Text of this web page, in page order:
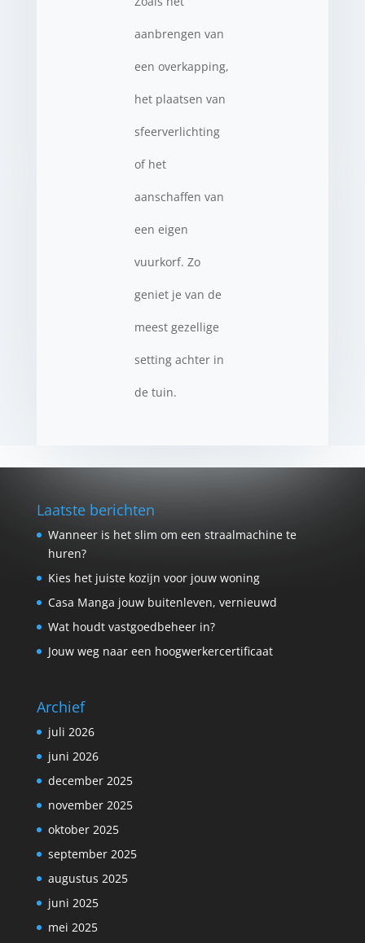
aanbrengen van
een overkapping,
het plaatsen van
sfeerverlichting
of het
aanschaffen van
een eigen
vuurkorf. Zo
geniet je van de
meest gezellige
setting achter in
de tuin.
Laatste berichten
Wanneer is het slim om een straalmachine te
huren?
Kies het juiste kozijn voor jouw woning
Casa Manga jouw buitenleven, vernieuwd
Wat houdt vastgoedbeheer in?
Jouw weg naar een hoogwerkercertificaat
Archief
juli 2026
juni 2026
december 2025
november 2025
oktober 2025
september 2025
augustus 2025
juni 2025
mei 2025